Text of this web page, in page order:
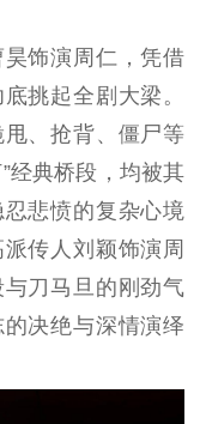
饰演周仁，凭借
挑起全剧大梁。
、抢背、僵尸等
经典桥段，均被其
悲愤的复杂心境
传人刘颖饰演周
刀马旦的刚劲气
决绝与深情演绎